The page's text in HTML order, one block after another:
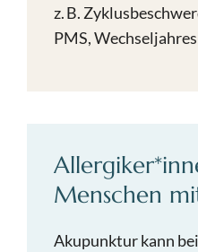
z. B.
PMS,
Menschen
Akupunktur kann